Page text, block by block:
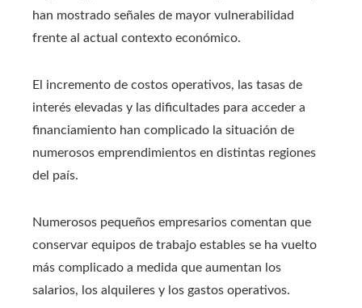
han mostrado señales de mayor vulnerabilidad
frente al actual contexto económico.
El incremento de costos operativos, las tasas de
interés elevadas y las dificultades para acceder a
financiamiento han complicado la situación de
numerosos emprendimientos en distintas regiones
del país.
Numerosos pequeños empresarios comentan que
conservar equipos de trabajo estables se ha vuelto
más complicado a medida que aumentan los
salarios, los alquileres y los gastos operativos.